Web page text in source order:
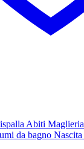
Abiti Maglieria
da bagno Nascita